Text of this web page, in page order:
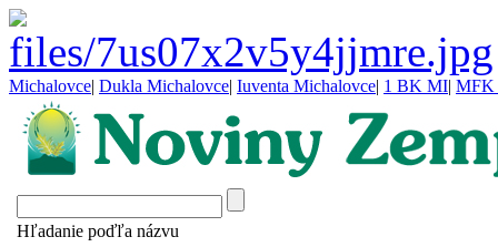
Michalovce| Dukla Michalovce| Iuventa Michalovce| 1 BK MI| MFK
Hľadanie poďľa názvu